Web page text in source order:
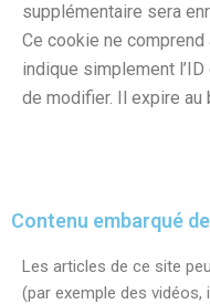
supplémentaire sera
Ce cookie ne
indique simplement
de modifier. Il expire au
Contenu embarqué
Les articles de ce site
(par exemple des